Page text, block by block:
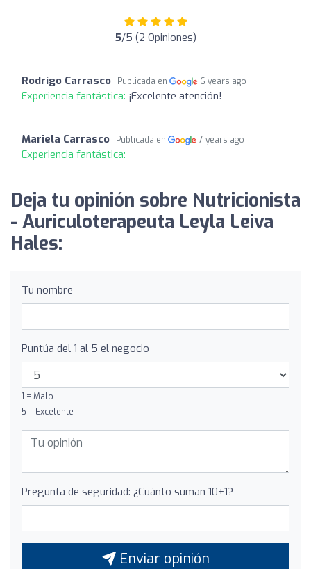
5/5 (2 Opiniones)
Rodrigo Carrasco Publicada en 6 years ago
Experiencia fantástica: ¡Excelente atención!
Mariela Carrasco Publicada en 7 years ago
Experiencia fantástica:
Deja tu opinión sobre Nutricionista
- Auriculoterapeuta Leyla Leiva
Hales:
Tu nombre
Puntúa del 1 al 5 el negocio
1 = Malo
5 = Excelente
Pregunta de seguridad: ¿Cuánto suman 10+1?
Enviar opinión